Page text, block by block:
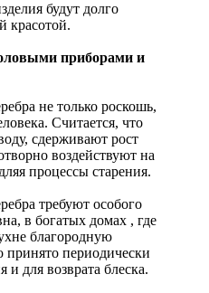
будут долго
красотой.
приборами и
не только роскошь,
Считается, что
сдерживают рост
воздействуют на
процессы старения.
требуют особого
в богатых домах , где
благородную
принято периодически
и для возврата блеска.